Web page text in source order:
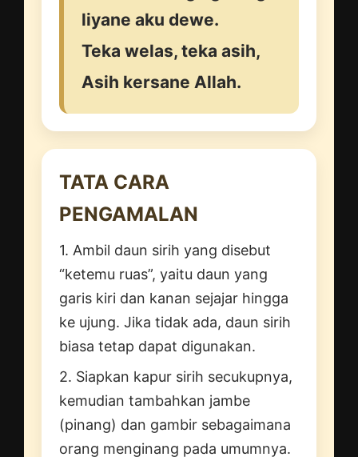
liyane aku dewe.
Teka welas, teka asih,
Asih kersane Allah.
TATA CARA
PENGAMALAN
1. Ambil daun sirih yang disebut
“ketemu ruas”, yaitu daun yang
garis kiri dan kanan sejajar hingga
ke ujung. Jika tidak ada, daun sirih
biasa tetap dapat digunakan.
2. Siapkan kapur sirih secukupnya,
kemudian tambahkan jambe
(pinang) dan gambir sebagaimana
orang menginang pada umumnya.